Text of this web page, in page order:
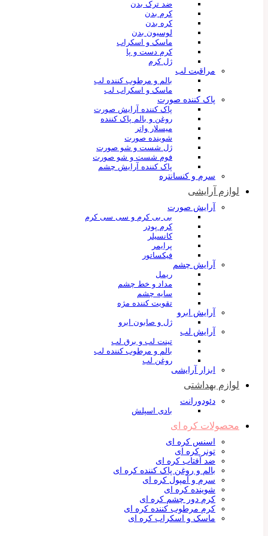
ضد ترک بدن
کرم بدن
کره بدن
لوسیون بدن
ماسک و اسکراب
کرم دست و پا
ژل کرم
مراقبت لب
بالم و مرطوب کننده لب
ماسک و اسکراب لب
پاک کننده صورت
پاک کننده آرایش صورت
روغن و بالم پاک کننده
میسلار واتر
شوینده صورت
ژل شست و شو صورت
فوم شست و شو صورت
پاک کننده آرایش چشم
سرم و کنسانتره
لوازم آرایشی
آرایش صورت
بی بی کرم و سی سی کرم
کرم پودر
کانسیلر
پرایمر
فیکساتور
آرایش چشم
ریمل
مداد و خط چشم
سایه چشم
تقویت کننده مژه
آرایش ابرو
ژل و صابون ابرو
آرایش لب
تینت لب و برق لب
بالم و مرطوب کننده لب
روغن لب
ابزار آرایشی
لوازم بهداشتی
دئودورانت
بادی اسپلش
محصولات کره ای
اسنس کره ای
تونر کره ای
ضد آفتاب کره ای
بالم و روغن پاک کننده کره ای
سرم و آمپول کره ای
شوینده کره ای
کرم دور چشم کره ای
کرم مرطوب کننده کره ای
ماسک و اسکراب کره ای